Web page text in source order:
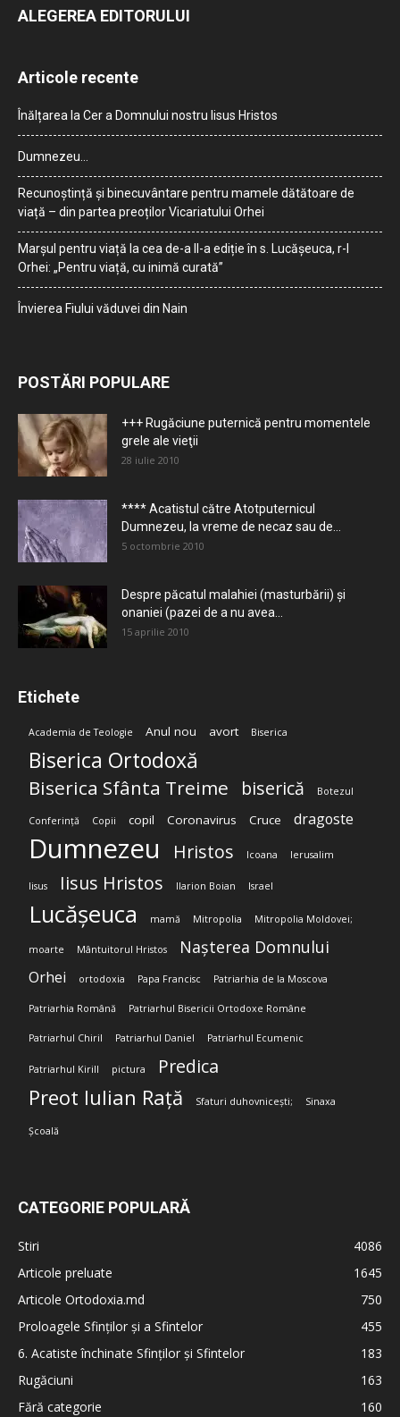
ALEGEREA EDITORULUI
Articole recente
Înălțarea la Cer a Domnului nostru Iisus Hristos
Dumnezeu…
Recunoștință și binecuvântare pentru mamele dătătoare de
viață – din partea preoților Vicariatului Orhei
Marșul pentru viață la cea de-a II-a ediție în s. Lucășeuca, r-l
Orhei: „Pentru viață, cu inimă curată”
Învierea Fiului văduvei din Nain
POSTĂRI POPULARE
+++ Rugăciune puternică pentru momentele
grele ale vieţii
28 iulie 2010
**** Acatistul către Atotputernicul
Dumnezeu, la vreme de necaz sau de...
5 octombrie 2010
Despre păcatul malahiei (masturbării) şi
onaniei (pazei de a nu avea...
15 aprilie 2010
Etichete
Academia de Teologie Anul nou avort Biserica
Biserica Ortodoxă
Biserica Sfânta Treime biserică Botezul
Conferință Copii copil Coronavirus Cruce dragoste
Dumnezeu Hristos Icoana Ierusalim
Iisus Iisus Hristos Ilarion Boian Israel
Lucășeuca mamă Mitropolia Mitropolia Moldovei;
moarte Mântuitorul Hristos Nașterea Domnului
Orhei ortodoxia Papa Francisc Patriarhia de la Moscova
Patriarhia Română Patriarhul Bisericii Ortodoxe Române
Patriarhul Chiril Patriarhul Daniel Patriarhul Ecumenic
Patriarhul Kirill pictura Predica
Preot Iulian Rață Sfaturi duhovnicești; Sinaxa
Școală
CATEGORIE POPULARĂ
Stiri
4086
Articole preluate
1645
Articole Ortodoxia.md
750
Proloagele Sfinților și a Sfintelor
455
6. Acatiste închinate Sfinților și Sfintelor
183
Rugăciuni
163
Fără categorie
160